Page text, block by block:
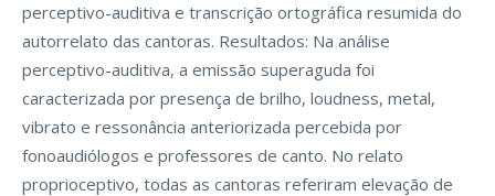
perceptivo-auditiva e transcrição ortográfica resumida do
autorrelato das cantoras. Resultados: Na análise
perceptivo-auditiva, a emissão superaguda foi
caracterizada por presença de brilho, loudness, metal,
vibrato e ressonância anteriorizada percebida por
fonoaudiólogos e professores de canto. No relato
proprioceptivo, todas as cantoras referiram elevação de